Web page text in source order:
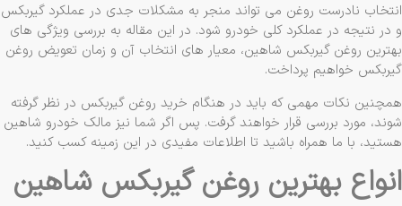
نادرست روغن می‌ تواند منجر به مشکلات جدی در عملکرد گیربکس
نتیجه در عملکرد کلی خودرو شود. در این مقاله به بررسی ویژگی ‌های
روغن گیربکس شاهین، معیار های انتخاب آن و زمان تعویض روغن
خواهیم پرداخت.
نکات مهمی که باید در هنگام خرید روغن گیربکس در نظر گرفته
مورد بررسی قرار خواهند گرفت. پس اگر شما نیز مالک خودرو شاهین
با ما همراه باشید تا اطلاعات مفیدی در این زمینه کسب کنید.
بهترین روغن گیربکس شاهین